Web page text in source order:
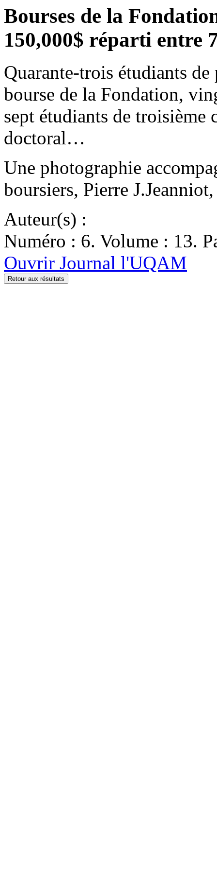
Bourses de la
150,000$ réparti entre
Quarante-trois étudiants
bourse de la Fondation,
sept étudiants de
doctoral…
Une photographie
boursiers, Pierre
Auteur(s) :
Numéro : 6. Volume : 13.
Ouvrir Journal l'UQAM
Retour aux résultats